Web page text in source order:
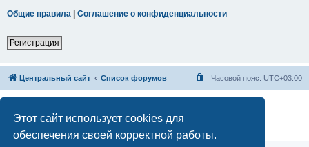
Этот сайт использует cookies для
обеспечения своей корректной работы.
Общие правила | Соглашение о конфиденциальности
Регистрация
Центральный сайт Список форумов Часовой пояс: UTC+03:00
Русская поддержка phpBB